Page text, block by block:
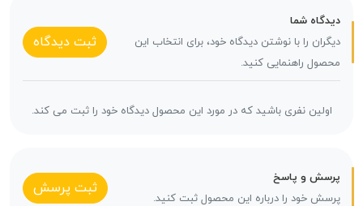
دیدگاه شما
دیگران را با نوشتن دیدگاه خود، برای انتخاب این
محصول راهنمایی کنید.
ثبت دیدگاه
اولین نفری باشید که در مورد این محصول دیدگاه خود را ثبت می کند.
پرسش و پاسخ
پرسش خود را درباره این محصول ثبت کنید.
ثبت پرسش